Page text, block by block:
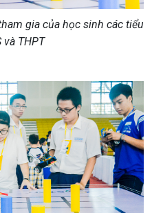
gia của học sinh các tiểu
và THPT